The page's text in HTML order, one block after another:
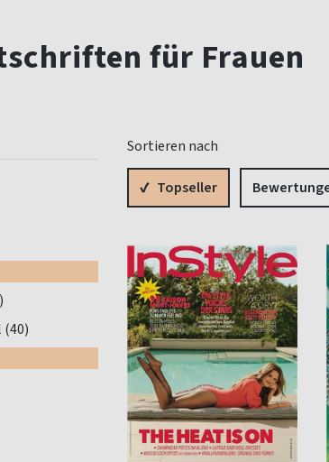
für Frauen
Sortieren nach
Topseller